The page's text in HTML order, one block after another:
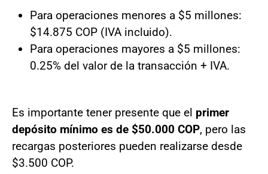
Para operaciones menores a $5 millones:
$14.875 COP (IVA incluido).
Para operaciones mayores a $5 millones:
0.25% del valor de la transacción + IVA.
Es importante tener presente que el primer
depósito mínimo es de $50.000 COP, pero las
recargas posteriores pueden realizarse desde
$3.500 COP.